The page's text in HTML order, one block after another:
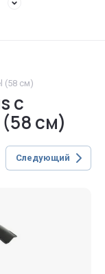
(58 см)
с
см)
Следующий